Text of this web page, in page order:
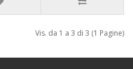
Vis. da 1 a 3 di 3 (1 Pagine)